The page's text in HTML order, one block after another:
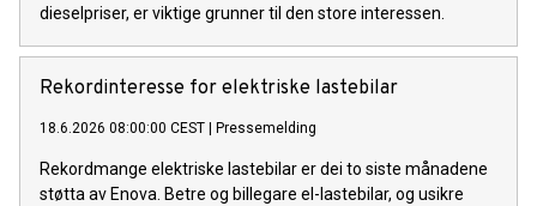
dieselpriser, er viktige grunner til den store interessen.
Rekordinteresse for elektriske lastebilar
18.6.2026 08:00:00 CEST Pressemelding
Rekordmange elektriske lastebilar er dei to siste månadene
støtta av Enova. Betre og billegare el-lastebilar, og usikre